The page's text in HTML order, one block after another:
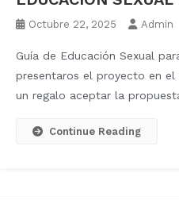
Octubre 22, 2025 Admin
Guía de Educación Sexual
presentaros el proyecto en el
un regalo aceptar la
Continue Reading